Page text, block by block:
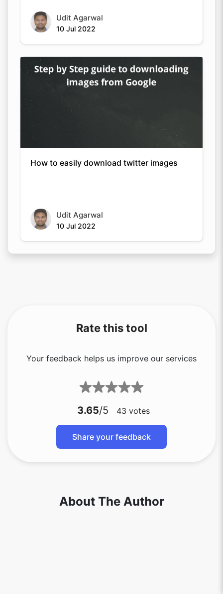
Udit Agarwal
10 Jul 2022
How to easily download twitter images
Udit Agarwal
10 Jul 2022
Rate this tool
Your feedback helps us improve our services
3.65/5 43 votes
Share your feedback
About The Author